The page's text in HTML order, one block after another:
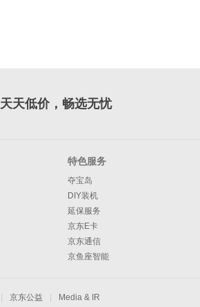
天天低价，畅选无忧
特色服务
夺宝岛
DIY装机
延保服务
京东E卡
京东通信
京鱼座智能
京东公益 Media & IR